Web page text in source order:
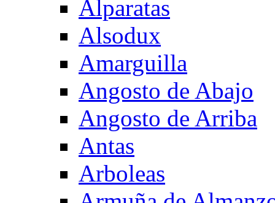
Alparatas
Alsodux
Amarguilla
Angosto de Abajo
Angosto de Arriba
Antas
Arboleas